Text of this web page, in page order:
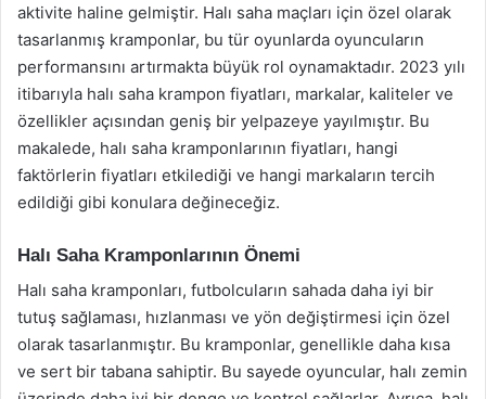
aktivite haline gelmiştir. Halı saha maçları için özel olarak
tasarlanmış kramponlar, bu tür oyunlarda oyuncuların
performansını artırmakta büyük rol oynamaktadır. 2023 yılı
itibarıyla halı saha krampon fiyatları, markalar, kaliteler ve
özellikler açısından geniş bir yelpazeye yayılmıştır. Bu
makalede, halı saha kramponlarının fiyatları, hangi
faktörlerin fiyatları etkilediği ve hangi markaların tercih
edildiği gibi konulara değineceğiz.
Halı Saha Kramponlarının Önemi
Halı saha kramponları, futbolcuların sahada daha iyi bir
tutuş sağlaması, hızlanması ve yön değiştirmesi için özel
olarak tasarlanmıştır. Bu kramponlar, genellikle daha kısa
ve sert bir tabana sahiptir. Bu sayede oyuncular, halı zemin